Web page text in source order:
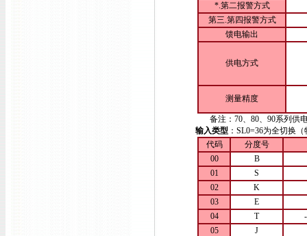
*.第二报警方式
第三.第四报警方式
馈电输出
供电方式
测量精度
备注：70、80、90系列供电
输入类型：SL0=36为全切换
代码
分度号
00
B
01
S
02
K
03
E
04
T
05
J